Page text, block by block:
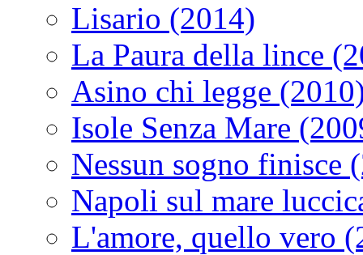
Lisario (2014)
La Paura della lince
Asino chi legge
Isole Senza Mare
Nessun sogno finisce
Napoli sul mare
L'amore, quello vero